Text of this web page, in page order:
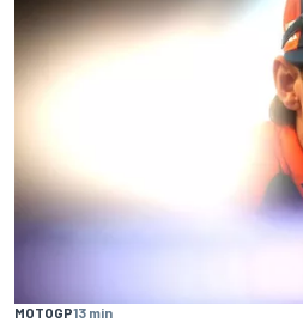
MOTOGP13 min